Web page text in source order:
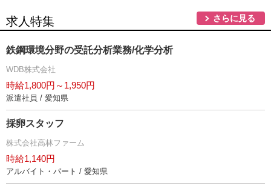
求人特集 さらに見る
鉄鋼環境分野の受託分析業務/化学分析
WDB株式会社
時給1,800円～1,950円
派遣社員 / 愛知県
採卵スタッフ
株式会社高林ファーム
時給1,140円
アルバイト・パート / 愛知県